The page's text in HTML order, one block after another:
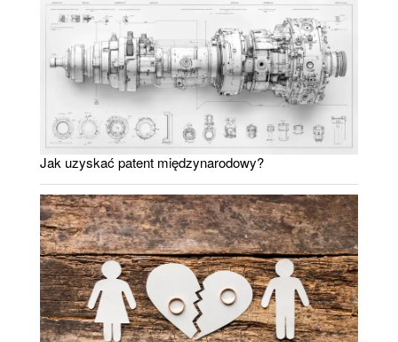
Jak uzyskać patent międzynarodowy?